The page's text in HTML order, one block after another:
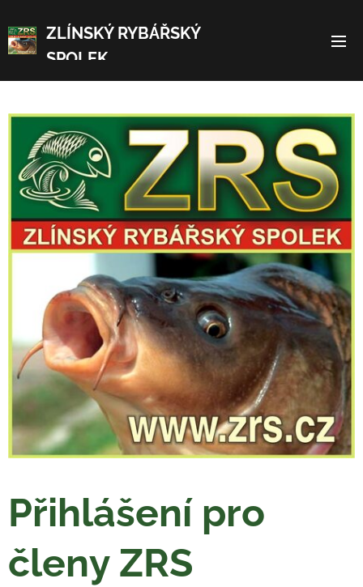
ZLÍNSKÝ RYBÁŘSKÝ
SPOLEK
Přihlášení pro
členy ZRS